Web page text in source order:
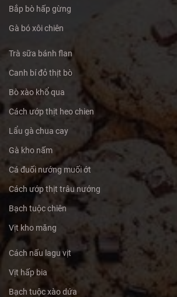
Bắp bò hấp gừng
Gà bó xôi chiên
Trà sữa bánh flan
Canh bí đỏ thịt bò
Bò xào khổ qua
Cách ướp thịt heo chien
Lẩu gà chua cay
Gà kho nấm
Cá đuối nướng muối ớt
Cách ướp thịt trâu nướng
Bạch tuộc chiên
Vịt kho măng
Cách nấu lagu vịt
Vịt hấp bia
Bạch tuộc xào dứa